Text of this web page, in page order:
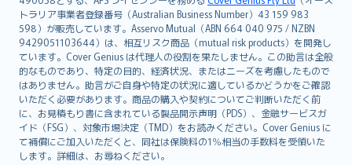
トラリア事業者登録番号（Australian Business Number）43 159 983
598）が販売しています。Asservo Mutual（ABN 664 040 975 / NZBN
9429051103644）は、相互リスク商品（mutual risk products）を開発し
ています。Cover Genius は代理人の役割を果たしません。この助言は全般
的なものであり、特定の目的、経済状況、またはニーズを考慮したもので
はありません。助言がご自身や特定の状況に適しているかどうかをご確認
いただく必要があります。商品の購入や契約についてご判断いただく前
に、お見積もり書に含まれている製品開示声明（PDS）、金融サービスガ
イド（FSG）、対象市場決定（TMD）をお読みください。Cover Genius に
て補償にご加入いただくと、同社は保険料の1％相当の手数料を受領いた
します。詳細は、お尋ねください。
한국어
dansk
norsk
suomi
العربيّة
Türkçe
česky
Русский